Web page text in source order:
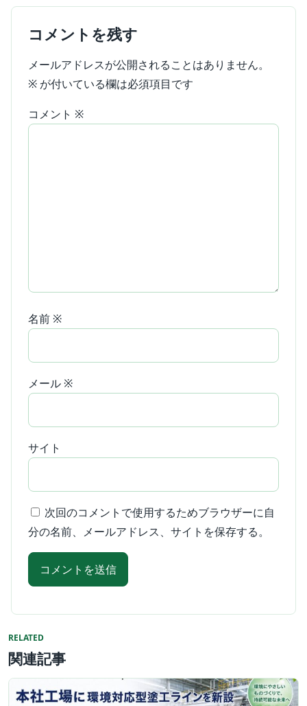
コメントを残す
メールアドレスが公開されることはありません。
※ が付いている欄は必須項目です
コメント ※
名前 ※
メール ※
サイト
次回のコメントで使用するためブラウザーに自
分の名前、メールアドレス、サイトを保存する。
RELATED
関連記事